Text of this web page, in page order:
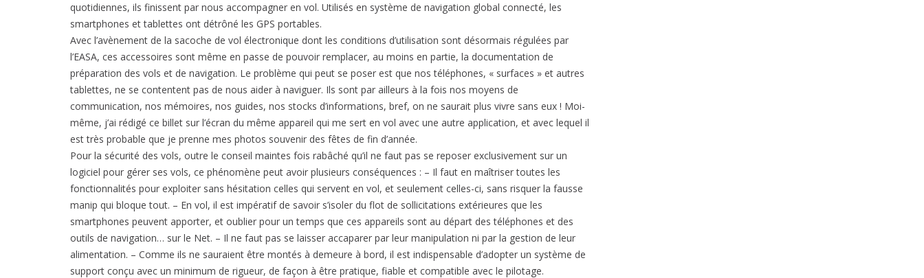
quotidiennes, ils finissent par nous accompagner en vol. Utilisés en système de navigation global connecté, les
smartphones et tablettes ont détrôné les GPS portables.
Avec l’avènement de la sacoche de vol électronique dont les conditions d’utilisation sont désormais régulées par
l’EASA, ces accessoires sont même en passe de pouvoir remplacer, au moins en partie, la documentation de
préparation des vols et de navigation. Le problème qui peut se poser est que nos téléphones, « surfaces » et autres
tablettes, ne se contentent pas de nous aider à naviguer. Ils sont par ailleurs à la fois nos moyens de
communication, nos mémoires, nos guides, nos stocks d’informations, bref, on ne saurait plus vivre sans eux ! Moi-
même, j’ai rédigé ce billet sur l’écran du même appareil qui me sert en vol avec une autre application, et avec lequel il
est très probable que je prenne mes photos souvenir des fêtes de fin d’année.
Pour la sécurité des vols, outre le conseil maintes fois rabâché qu’il ne faut pas se reposer exclusivement sur un
logiciel pour gérer ses vols, ce phénomène peut avoir plusieurs conséquences : – Il faut en maîtriser toutes les
fonctionnalités pour exploiter sans hésitation celles qui servent en vol, et seulement celles-ci, sans risquer la fausse
manip qui bloque tout. – En vol, il est impératif de savoir s’isoler du flot de sollicitations extérieures que les
smartphones peuvent apporter, et oublier pour un temps que ces appareils sont au départ des téléphones et des
outils de navigation… sur le Net. – Il ne faut pas se laisser accaparer par leur manipulation ni par la gestion de leur
alimentation. – Comme ils ne sauraient être montés à demeure à bord, il est indispensable d’adopter un système de
support conçu avec un minimum de rigueur, de façon à être pratique, fiable et compatible avec le pilotage.